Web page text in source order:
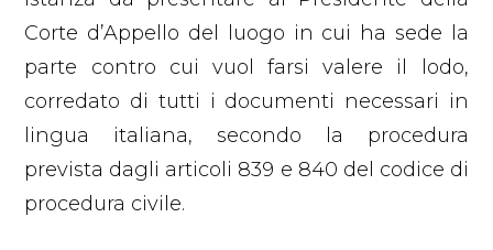
Corte d’Appello del luogo in cui ha sede la
parte contro cui vuol farsi valere il lodo,
corredato di tutti i documenti necessari in
lingua italiana, secondo la procedura
prevista dagli articoli 839 e 840 del codice di
procedura civile.